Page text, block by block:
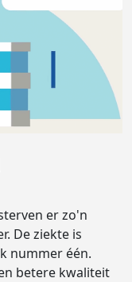
er zo'n
De ziekte is
nummer één.
betere kwaliteit